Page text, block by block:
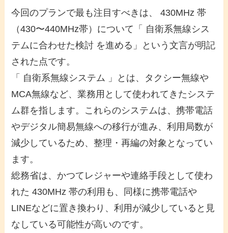
今回のプランで最も注目すべきは、 430MHz 帯
（430〜440MHz帯）について「 自衛系無線シス
テムに合わせた検討 を進める」という文言が明記
された点です。
「 自衛系無線システム 」とは、タクシー無線や
MCA無線など、業務用として使われてきたシステ
ム群を指します。これらのシステムは、携帯電話
やデジタル簡易無線への移行が進み、利用局数が
減少しているため、整理・再編の対象となってい
ます。
総務省は、かつてレジャーや連絡手段として使わ
れた 430MHz 帯の利用も、同様に携帯電話や
LINEなどに置き換わり、利用が減少していると見
なしている可能性が高いのです。